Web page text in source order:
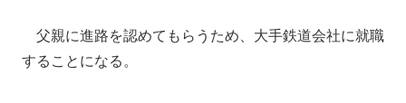
父親に進路を認めてもらうため、大手鉄道会社に就職
することになる。